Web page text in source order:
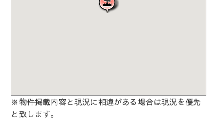
※物件掲載内容と現況に相違がある場合は現況を優先
と致します。